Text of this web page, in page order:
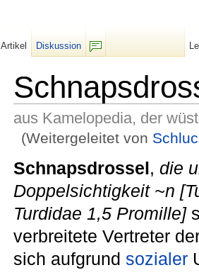
aus Kamelopedia, der
(Weitergeleitet von
Schnapsdrossel, die
Doppelsichtigkeit ~n
Turdidae 1,5 Promille]
verbreitete Vertreter
sich aufgrund sozialer
Artikel
Diskussion